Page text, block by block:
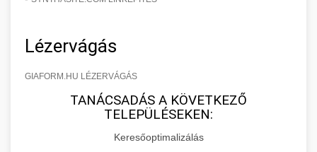
Lézervágás
GIAFORM.HU LÉZERVÁGÁS
TANÁCSADÁS A KÖVETKEZŐ
TELEPÜLÉSEKEN:
Keresőoptimalizálás